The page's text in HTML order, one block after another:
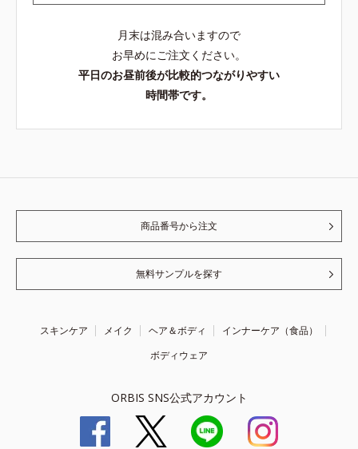
月末は混み合いますので
お早めにご注文ください。
平日のお昼前後が比較的つながりやすい
時間帯です。
商品番号から注文
無料サンプルを探す
スキンケア メイク ヘア＆ボディ
インナーケア（食品）
ボディウェア
ORBIS SNS公式アカウント